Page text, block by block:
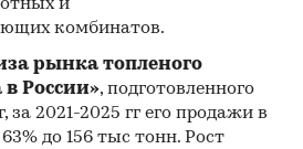
в отчете
- в долларах и
и
комбинатов.
рынка топленого
России», подготовленного
за 2021-2025 гг его продажи в
до 156 тыс тонн. Рост